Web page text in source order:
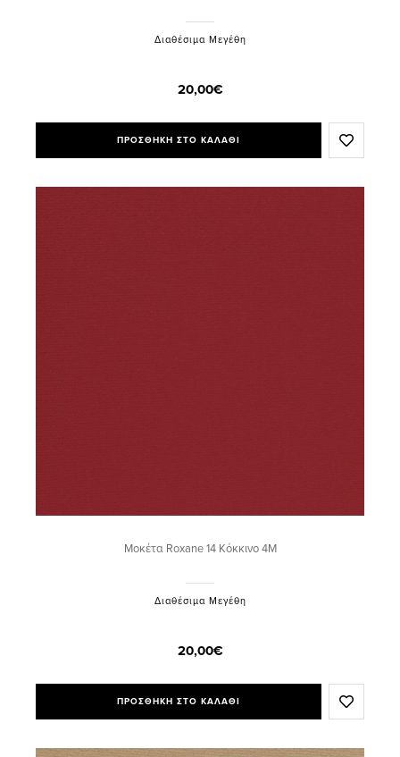
Διαθέσιμα Μεγέθη
20,00€
ΠΡΟΣΘΗΚΗ ΣΤΟ ΚΑΛΑΘΙ
Μοκέτα Roxane 14 Κόκκινο 4M
Διαθέσιμα Μεγέθη
20,00€
ΠΡΟΣΘΗΚΗ ΣΤΟ ΚΑΛΑΘΙ